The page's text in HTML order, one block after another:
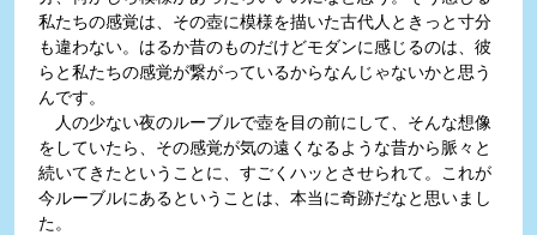
私たちの感覚は、その壺に模様を描いた古代人ときっと寸分
も違わない。はるか昔のものだけどモダンに感じるのは、彼
らと私たちの感覚が繋がっているからなんじゃないかと思う
んです。
人の少ない夜のルーブルで壺を目の前にして、そんな想像
をしていたら、その感覚が気の遠くなるような昔から脈々と
続いてきたということに、すごくハッとさせられて。これが
今ルーブルにあるということは、本当に奇跡だなと思いまし
た。